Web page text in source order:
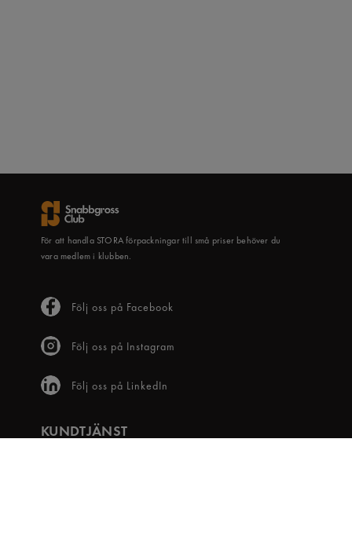
För att handla STORA förpackningar till små priser behöver du
vara medlem i klubben.
Följ oss på Facebook
Följ oss på Instagram
Följ oss på LinkedIn
KUNDTJÄNST